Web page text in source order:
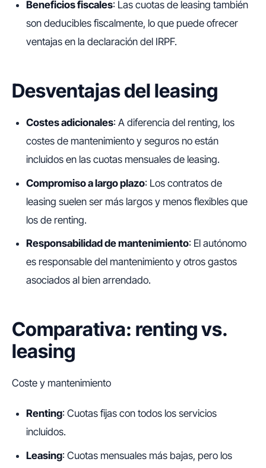
Beneficios fiscales: Las cuotas de leasing también
son deducibles fiscalmente, lo que puede ofrecer
ventajas en la declaración del IRPF.
Desventajas del leasing
Costes adicionales: A diferencia del renting, los
costes de mantenimiento y seguros no están
incluidos en las cuotas mensuales de leasing.
Compromiso a largo plazo: Los contratos de
leasing suelen ser más largos y menos flexibles que
los de renting.
Responsabilidad de mantenimiento: El autónomo
es responsable del mantenimiento y otros gastos
asociados al bien arrendado.
Comparativa: renting vs.
leasing
Coste y mantenimiento
Renting: Cuotas fijas con todos los servicios
incluidos.
Leasing: Cuotas mensuales más bajas, pero los